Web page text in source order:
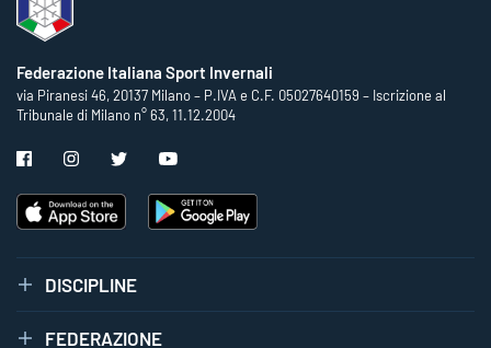
Federazione Italiana Sport Invernali
via Piranesi 46, 20137 Milano – P.IVA e C.F. 05027640159 – Iscrizione al
Tribunale di Milano n° 63, 11.12.2004
DISCIPLINE
FEDERAZIONE